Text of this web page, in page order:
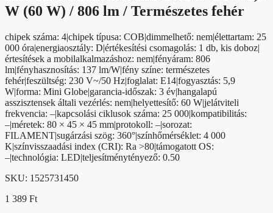
W (60 W) / 806 lm / Természetes fehér
chipek száma: 4|chipek típusa: COB|dimmelhető: nem|élettartam: 25
000 óra|energiaosztály: D|értékesítési csomagolás: 1 db, kis doboz|
értesítések a mobilalkalmazáshoz: nem|fényáram: 806
lm|fényhasznosítás: 137 lm/W|fény színe: természetes
fehér|feszültség: 230 V~/50 Hz|foglalat: E14|fogyasztás: 5,9
W|forma: Mini Globe|garancia-időszak: 3 év|hangalapú
asszisztensek általi vezérlés: nem|helyettesítő: 60 W|jelátviteli
frekvencia: –|kapcsolási ciklusok száma: 25 000|kompatibilitás:
–|méretek: 80 × 45 × 45 mm|protokoll: –|sorozat:
FILAMENT|sugárzási szög: 360°|színhőmérséklet: 4 000
K|színvisszaadási index (CRI): Ra >80|támogatott OS:
–|technológia: LED|teljesítménytényező: 0.50
SKU: 1525731450
1 389 Ft